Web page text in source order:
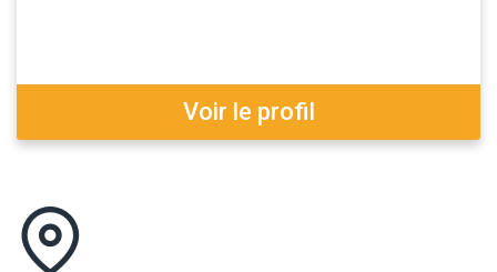
Voir le profil